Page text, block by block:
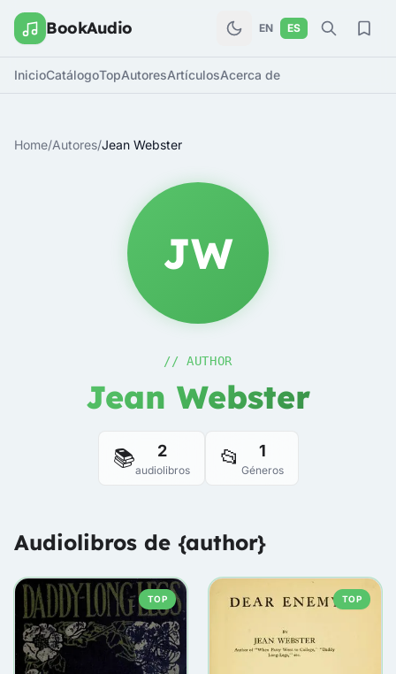
BookAudio EN ES
InicioCatálogoTopAutoresArtículosAcerca de
Home/Autores/Jean Webster
JW
// AUTHOR
Jean Webster
📚 2
audiolibros 📂 1
Géneros
Audiolibros de {author}
TOP TOP